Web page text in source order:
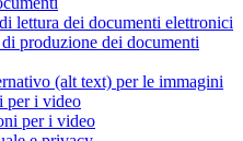
lettura dei documenti elettronici
produzione dei documenti
(alt text) per le immagini
per i video
per i video